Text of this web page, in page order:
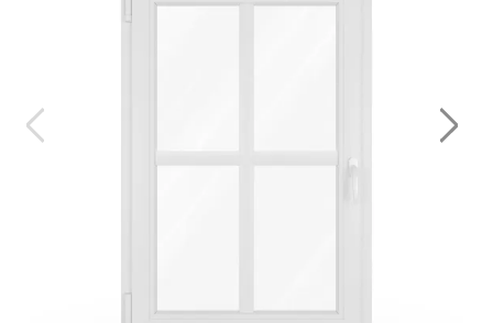
Zäune & Tore